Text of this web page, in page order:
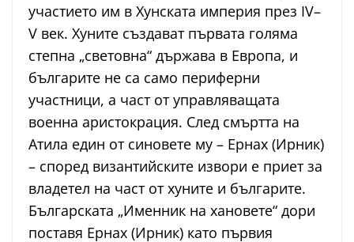
участието им в Хунската империя през IV–
V век. Хуните създават първата голяма
степна „световна“ държава в Европа, и
българите не са само периферни
участници, а част от управляващата
военна аристокрация. След смъртта на
Атила един от синовете му – Ернах (Ирник)
– според византийските извори е приет за
владетел на част от хуните и българите.
Българската „Именник на хановете“ дори
поставя Ернах (Ирник) като първия